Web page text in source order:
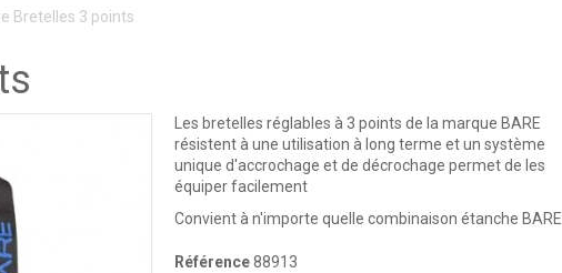
Bretelles 3 points
Les bretelles réglables à 3 points de la marque BARE
résistent à une utilisation à long terme et un système
unique d'accrochage et de décrochage permet de les
équiper facilement
Convient à n'importe quelle combinaison étanche BARE
Référence 88913